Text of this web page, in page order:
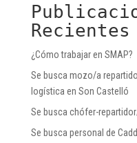
Recientes
¿Cómo trabajar en SMAP?
Se busca mozo/a
logística en Son Castelló
Se busca chófer-
Se busca personal de